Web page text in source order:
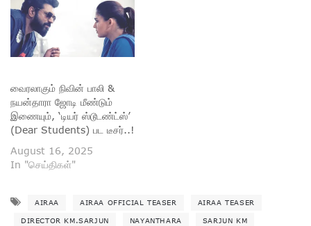
வைரலாகும் நிவின் பாலி &
நயன்தாரா ஜோடி மீண்டும்
இணையும், ‘டியர் ஸ்டூடண்ட்ஸ்’
(Dear Students) பட டீசர்..!
August 16, 2025
In "செய்திகள்"
AIRAA AIRAA OFFICIAL TEASER AIRAA TEASER
DIRECTOR KM.SARJUN NAYANTHARA SARJUN KM